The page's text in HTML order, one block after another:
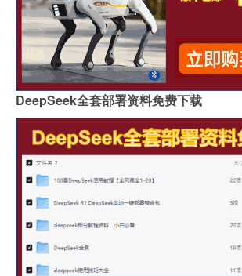
DeepSeek全套部署资料免费下载